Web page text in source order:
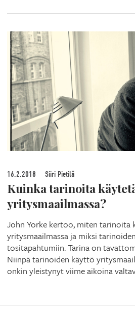
16.2.2018 Siiri Pietilä
Kuinka tarinoita
yritysmaailmassa?
John Yorke kertoo, miten tarinoita
yritysmaailmassa ja miksi
tositapahtumiin. Tarina on
Niinpä tarinoiden käyttö
onkin yleistynyt viime aikoina